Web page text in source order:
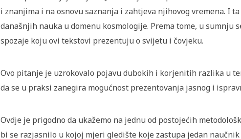
i znanjima i na osnovu saznanja i zahtjeva njihovog vremena. I
današnjih nauka u domenu kosmologije. Prema tome, u sumnju
spozaje koju ovi tekstovi prezentuju o svijetu i čovjeku.
Ovo pitanje je uzrokovalo pojavu dubokih i korjenitih razlika u
da se u praksi zanegira mogućnost prezentovanja jasnog i
Ovdje je prigodno da ukažemo na jednu od postojećih
bi se razjasnilo u kojoj mjeri gledište koje zastupa jedan